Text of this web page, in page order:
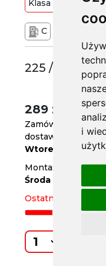
i
Klasa Średnia 94
C
225 /45 R17
289 zł
Zamów do
godz.
dostawa za 3 dni
Wtorek
Montaż w
Środa
Ostatnia sztuka